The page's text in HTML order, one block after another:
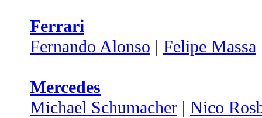
Ferrari
Fernando Alonso | Felipe Massa
Mercedes
Michael Schumacher | Nico